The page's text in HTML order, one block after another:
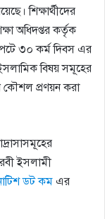
শিক্ষার্থীদের
অধিদপ্তর কর্তৃক
৩০ কর্ম দিবস এর
বিষয় সমূহের
কৌশল প্রণয়ন করা
ইসলামী
ডট কম এর